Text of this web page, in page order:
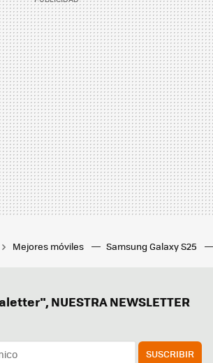
Mejores móviles Samsung Galaxy S25
NUESTRA NEWSLETTER
SUSCRIBIR